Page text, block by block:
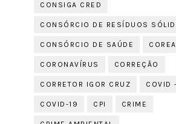
CONSIGA CRED
CONSÓRCIO DE RESÍDUOS
CONSÓRCIO DE SAÚDE
CORONAVÍRUS CORREÇÃO
CORRETOR IGOR CRUZ COVID
COVID-19 CPI CRIME